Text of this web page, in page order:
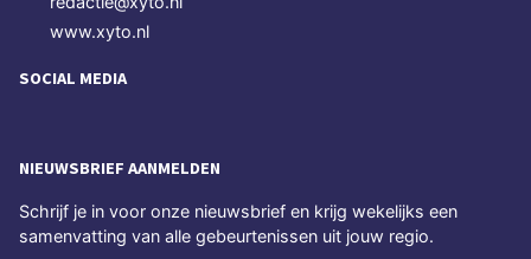
www.xyto.nl
SOCIAL MEDIA
NIEUWSBRIEF AANMELDEN
Schrijf je in voor onze nieuwsbrief en krijg wekelijks een
samenvatting van alle gebeurtenissen uit jouw regio.